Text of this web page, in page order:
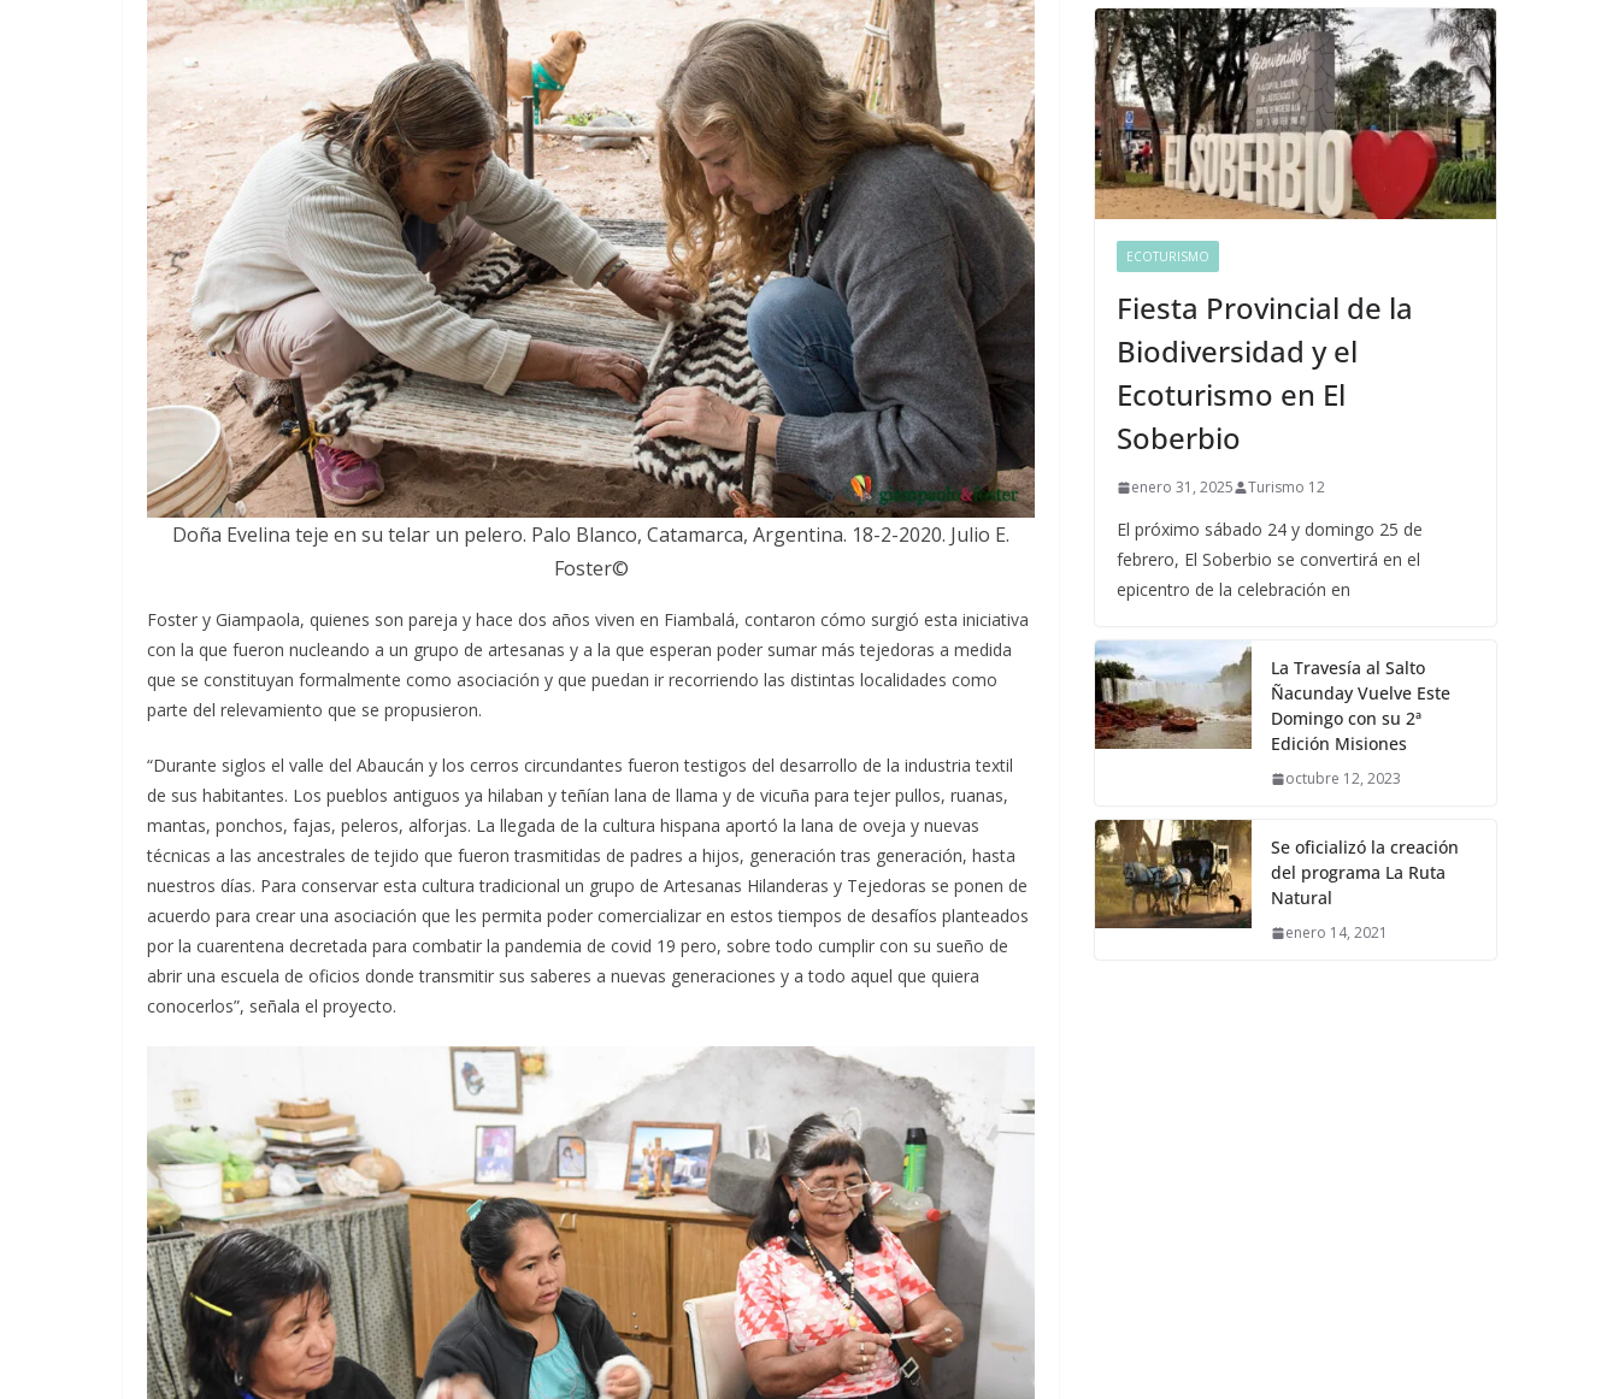
Doña Evelina teje en su telar un pelero. Palo Blanco, Catamarca, Argentina. 18-2-2020. Julio E.
Foster©
Foster y Giampaola, quienes son pareja y hace dos años viven en Fiambalá, contaron cómo surgió esta iniciativa
con la que fueron nucleando a un grupo de artesanas y a la que esperan poder sumar más tejedoras a medida
que se constituyan formalmente como asociación y que puedan ir recorriendo las distintas localidades como
parte del relevamiento que se propusieron.
“Durante siglos el valle del Abaucán y los cerros circundantes fueron testigos del desarrollo de la industria textil
de sus habitantes. Los pueblos antiguos ya hilaban y teñían lana de llama y de vicuña para tejer pullos, ruanas,
mantas, ponchos, fajas, peleros, alforjas. La llegada de la cultura hispana aportó la lana de oveja y nuevas
técnicas a las ancestrales de tejido que fueron trasmitidas de padres a hijos, generación tras generación, hasta
nuestros días. Para conservar esta cultura tradicional un grupo de Artesanas Hilanderas y Tejedoras se ponen de
acuerdo para crear una asociación que les permita poder comercializar en estos tiempos de desafíos planteados
por la cuarentena decretada para combatir la pandemia de covid 19 pero, sobre todo cumplir con su sueño de
abrir una escuela de oficios donde transmitir sus saberes a nuevas generaciones y a todo aquel que quiera
conocerlos”, señala el proyecto.
ECOTURISMO
Fiesta Provincial de la
Biodiversidad y el
Ecoturismo en El
Soberbio
enero 31, 2025 Turismo 12
El próximo sábado 24 y domingo 25 de
febrero, El Soberbio se convertirá en el
epicentro de la celebración en
La Travesía al Salto
Ñacunday Vuelve Este
Domingo con su 2ª
Edición Misiones
octubre 12, 2023
Se oficializó la creación
del programa La Ruta
Natural
enero 14, 2021